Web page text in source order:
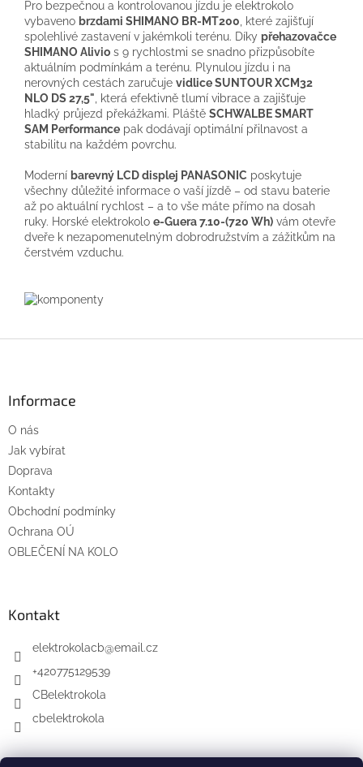
Pro bezpečnou a kontrolovanou jízdu je elektrokolo
vybaveno brzdami SHIMANO BR-MT200, které zajišťují
spolehlivé zastavení v jakémkoli terénu. Díky přehazovačce
SHIMANO Alivio s 9 rychlostmi se snadno přizpůsobíte
aktuálním podmínkám a terénu. Plynulou jízdu i na
nerovných cestách zaručuje vidlice SUNTOUR XCM32
NLO DS 27,5", která efektivně tlumí vibrace a zajišťuje
hladký průjezd překážkami. Pláště SCHWALBE SMART
SAM Performance pak dodávají optimální přilnavost a
stabilitu na každém povrchu.
Moderní barevný LCD displej PANASONIC poskytuje
všechny důležité informace o vaší jízdě – od stavu baterie
až po aktuální rychlost – a to vše máte přímo na dosah
ruky. Horské elektrokolo e-Guera 7.10-(720 Wh) vám otevře
dveře k nezapomenutelným dobrodružstvím a zážitkům na
čerstvém vzduchu.
Informace
O nás
Jak vybírat
Doprava
Kontakty
Obchodní podmínky
Ochrana OÚ
OBLEČENÍ NA KOLO
Kontakt
elektrokolacb@email.cz
+420775129539
CBelektrokola
cbelektrokola